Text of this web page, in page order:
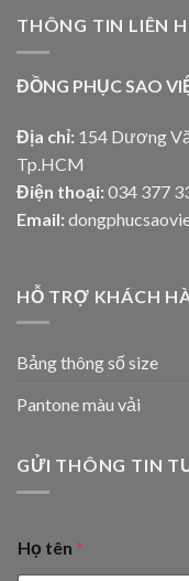
THÔNG TIN LIÊN
ĐỒNG PHỤC SAO
Địa chỉ: 154 Dương
Tp.HCM
Điện thoại: 034 377
Email:
HỖ TRỢ KHÁCH
Bảng thông số size
Pantone màu vải
GỬI THÔNG TIN
Họ tên *